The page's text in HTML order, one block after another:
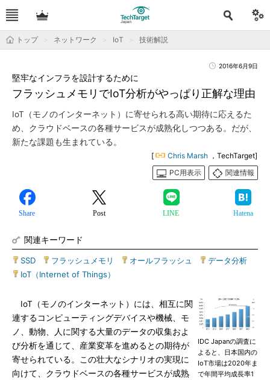
トップ ネットワーク IoT 技術解説
2016年6月9日
フラッシュメモリでIoT分析がやっぱり正解な理由
堅牢なインフラを設計するために
IoT（モノのインターネット）に寄せられる高い期待に応えるた
め、クラウドベースの各種サービスが成熟化しつつある。だが、
新たな課題も生まれている。
[ Chris Marsh ，TechTarget]
PC用表示
関連情報
Share Post LINE Hatena
関連キーワード
SSD フラッシュメモリ オールフラッシュ データ分析
IoT（Internet of Things）
IDC Japanの調査に
よると、日本国内の
IoT市場は2020年ま
で年間平均成長率1
IoT（モノのインターネット）には、相互に関
連するコンピューティングデバイスや機械、モ
ノ、動物、人に関する大量のデータの収集およ
び分析を通じて、産業変革を進めるとの期待が
寄せられている。この壮大なシナリオの実現に
向けて、クラウドベースの各種サービスが成熟